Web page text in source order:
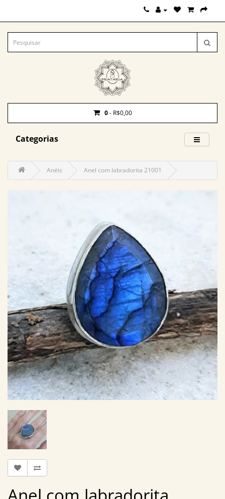
0- R$0,00
Categorias
Anéis Anel com labradorita 21001